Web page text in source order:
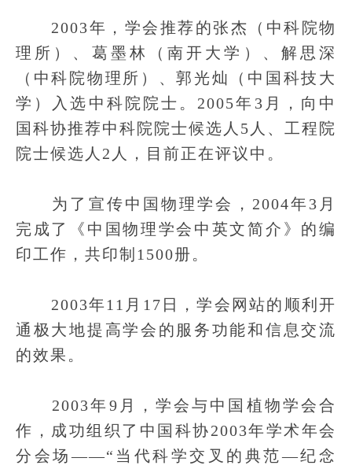
2003年，学会推荐的张杰（中科院物
理所）、葛墨林（南开大学）、解思深
（中科院物理所）、郭光灿（中国科技大
学）入选中科院院士。2005年3月，向中
国科协推荐中科院院士候选人5人、工程院
院士候选人2人，目前正在评议中。
为了宣传中国物理学会，2004年3月
完成了《中国物理学会中英文简介》的编
印工作，共印制1500册。
2003年11月17日，学会网站的顺利开
通极大地提高学会的服务功能和信息交流
的效果。
2003年9月，学会与中国植物学会合
作，成功组织了中国科协2003年学术年会
分会场——“当代科学交叉的典范—纪念